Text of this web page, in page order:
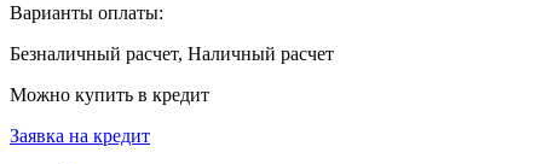
Варианты оплаты:
Безналичный расчет, Наличный расчет
Можно купить в кредит
Заявка на кредит